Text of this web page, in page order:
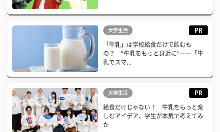
大学生活 PR
「牛乳」は学校給食だけで飲むも
の？ “牛乳をもっと身近に”――「牛
乳でスマ...
大学生活 PR
給食だけじゃない！ 牛乳をもっと楽
しむアイデア、学生が本気で考えてみ
た